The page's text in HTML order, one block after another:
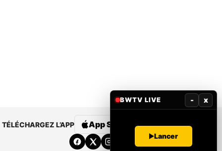
TÉLÉCHARGEZ L’APP App Store Google Play
BWTV LIVE - x
Lancer